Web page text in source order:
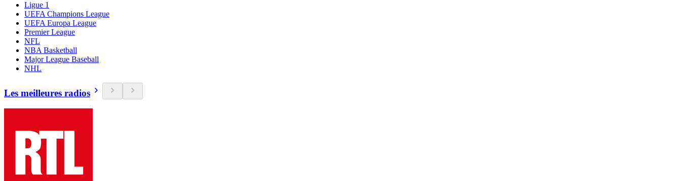
Ligue 1
UEFA Champions League
UEFA Europa League
Premier League
NFL
NBA Basketball
Major League Baseball
NHL
Les meilleures radios